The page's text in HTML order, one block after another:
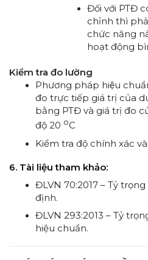
Đối với PTĐ
chỉnh thì
chức năng
hoạt động
Kiểm tra đo lường
Phương pháp hiệu
đo trực tiếp giá trị của
bằng PTĐ và giá trị đo
độ 20 oC
Kiểm tra độ chính xác
6. Tài liệu tham khảo:
ĐLVN 70:2017 – Tỷ
định.
ĐLVN 293:2013 – Tỷ
hiệu chuẩn.